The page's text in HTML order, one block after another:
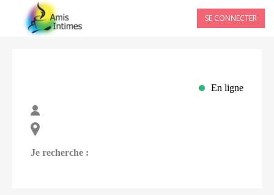
SE CONNECTER
En ligne
Je recherche :